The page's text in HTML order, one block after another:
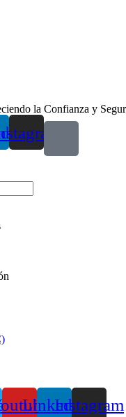
la Confianza y
LinkedinInstagram